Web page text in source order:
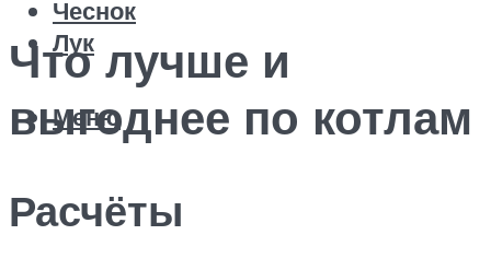
Чеснок
Лук
Меню
Что лучше и
выгоднее по котлам
Расчёты